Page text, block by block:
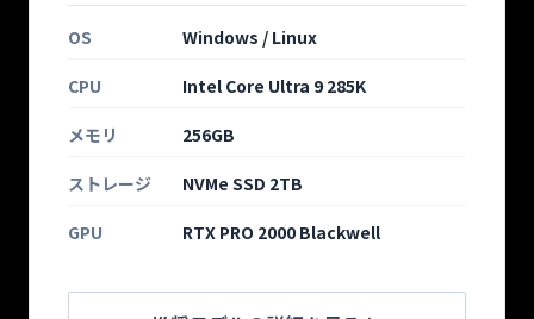
OS Windows / Linux
CPU Intel Core Ultra 9 285K
メモリ 256GB
ストレージ NVMe SSD 2TB
GPU RTX PRO 2000 Blackwell